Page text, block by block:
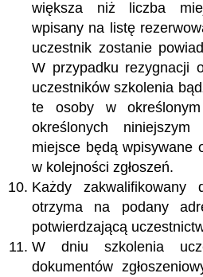
większa niż liczba
wpisany na listę
uczestnik zostanie
W przypadku rezygnacji
uczestników szkolenia
te osoby w
określonych
miejsce będą wpisywane
w kolejności zgłoszeń.
Każdy zakwalifikowany
otrzyma na podany
potwierdzającą
W dniu szkolenia
dokumentów